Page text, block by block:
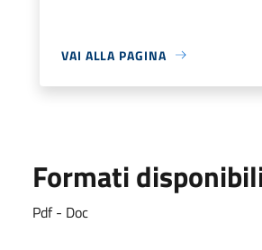
VAI ALLA PAGINA
Formati
Pdf - Doc